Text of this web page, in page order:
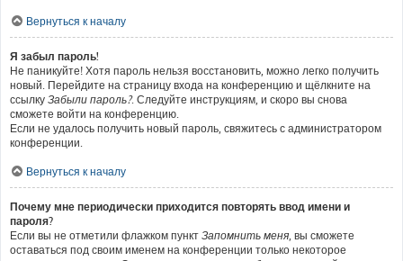
Вернуться к началу
Я забыл пароль!
Не паникуйте! Хотя пароль нельзя восстановить, можно легко получить
новый. Перейдите на страницу входа на конференцию и щёлкните на
ссылку Забыли пароль?. Следуйте инструкциям, и скоро вы снова
сможете войти на конференцию.
Если не удалось получить новый пароль, свяжитесь с администратором
конференции.
Вернуться к началу
Почему мне периодически приходится повторять ввод имени и
пароля?
Если вы не отметили флажком пункт Запомнить меня, вы сможете
оставаться под своим именем на конференции только некоторое